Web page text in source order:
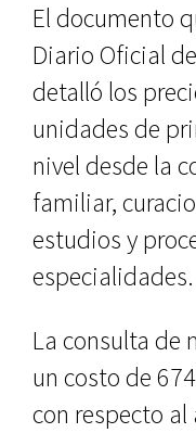
El documento
Diario Oficial
detalló los
unidades de
nivel desde la
familiar,
estudios y
especialidades.
La consulta de
un costo de
con respecto